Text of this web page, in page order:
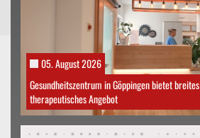
05. August 2026
Gesundheitszentrum in Göppingen bietet breites
therapeutisches Angebot